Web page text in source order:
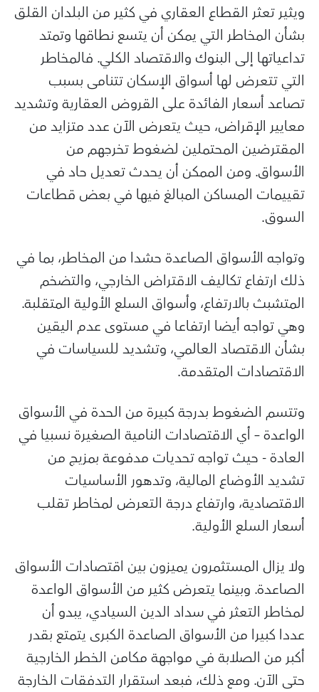
ويثير تعثر القطاع العقاري في كثير من البلدان القلق
بشأن المخاطر التي يمكن أن يتسع نطاقها وتمتد
تداعياتها إلى البنوك والاقتصاد الكلي. فالمخاطر
التي تتعرض لها أسواق الإسكان تتنامى بسبب
تصاعد أسعار الفائدة على القروض العقارية وتشديد
معايير الإقراض، حيث يتعرض الآن عدد متزايد من
المقترضين المحتملين لضغوط تخرجهم من
الأسواق. ومن الممكن أن يحدث تعديل حاد في
تقييمات المساكن المبالغ فيها في بعض قطاعات
السوق.
وتواجه الأسواق الصاعدة حشدا من المخاطر، بما في
ذلك ارتفاع تكاليف الاقتراض الخارجي، والتضخم
المتشبث بالارتفاع، وأسواق السلع الأولية المتقلبة.
وهي تواجه أيضا ارتفاعا في مستوى عدم اليقين
بشأن الاقتصاد العالمي، وتشديد للسياسات في
الاقتصادات المتقدمة.
وتتسم الضغوط بدرجة كبيرة من الحدة في الأسواق
الواعدة – أي الاقتصادات النامية الصغيرة نسبيا في
العادة - حيث تواجه تحديات مدفوعة بمزيج من
تشديد الأوضاع المالية، وتدهور الأساسيات
الاقتصادية، وارتفاع درجة التعرض لمخاطر تقلب
أسعار السلع الأولية.
ولا يزال المستثمرون يميزون بين اقتصادات الأسواق
الصاعدة. وبينما يتعرض كثير من الأسواق الواعدة
لمخاطر التعثر في سداد الدين السيادي، يبدو أن
عددا كبيرا من الأسواق الصاعدة الكبرى يتمتع بقدر
أكبر من الصلابة في مواجهة مكامن الخطر الخارجية
حتى الآن. ومع ذلك، فبعد استقرار التدفقات الخارجة